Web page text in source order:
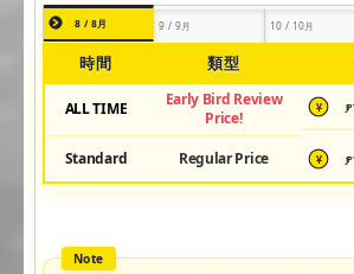
8 / 8月 9 / 9月 10 / 10月
時間 類型
ALL TIME
Early Bird Review
Price!
¥
Standard Regular Price ¥